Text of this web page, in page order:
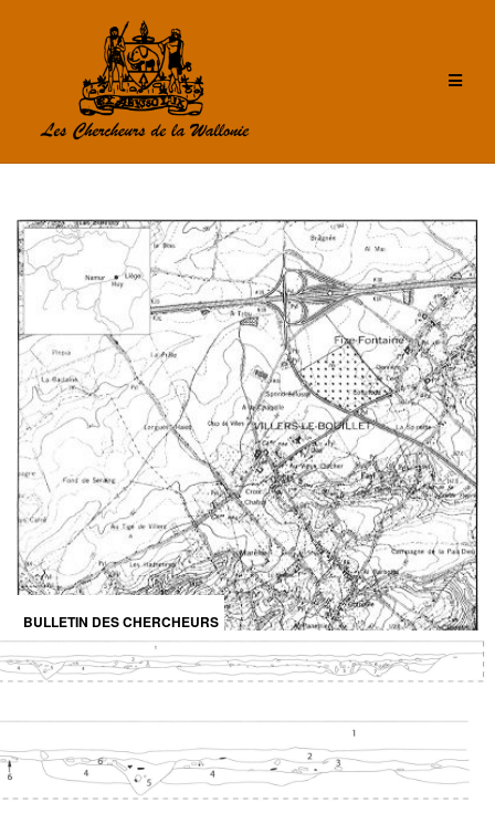
BULLETIN DES CHERCHEURS
DE LA WALLONIE XLI, 2001-2002